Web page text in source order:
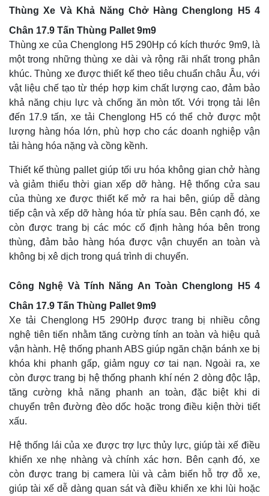
Thùng Xe Và Khả Năng Chở Hàng Chenglong H5 4
Chân 17.9 Tấn Thùng Pallet 9m9
Thùng xe của Chenglong H5 290Hp có kích thước 9m9, là
một trong những thùng xe dài và rộng rãi nhất trong phân
khúc. Thùng xe được thiết kế theo tiêu chuẩn châu Âu, với
vật liệu chế tạo từ thép hợp kim chất lượng cao, đảm bảo
khả năng chịu lực và chống ăn mòn tốt. Với trọng tải lên
đến 17.9 tấn, xe tải Chenglong H5 có thể chở được một
lượng hàng hóa lớn, phù hợp cho các doanh nghiệp vận
tải hàng hóa nặng và cồng kềnh.
Thiết kế thùng pallet giúp tối ưu hóa không gian chở hàng
và giảm thiểu thời gian xếp dỡ hàng. Hệ thống cửa sau
của thùng xe được thiết kế mở ra hai bên, giúp dễ dàng
tiếp cận và xếp dỡ hàng hóa từ phía sau. Bên cạnh đó, xe
còn được trang bị các móc cố định hàng hóa bên trong
thùng, đảm bảo hàng hóa được vận chuyển an toàn và
không bị xê dịch trong quá trình di chuyển.
Công Nghệ Và Tính Năng An Toàn Chenglong H5 4
Chân 17.9 Tấn Thùng Pallet 9m9
Xe tải Chenglong H5 290Hp được trang bị nhiều công
nghệ tiên tiến nhằm tăng cường tính an toàn và hiệu quả
vận hành. Hệ thống phanh ABS giúp ngăn chặn bánh xe bị
khóa khi phanh gấp, giảm nguy cơ tai nạn. Ngoài ra, xe
còn được trang bị hệ thống phanh khí nén 2 dòng độc lập,
tăng cường khả năng phanh an toàn, đặc biệt khi di
chuyển trên đường đèo dốc hoặc trong điều kiện thời tiết
xấu.
Hệ thống lái của xe được trợ lực thủy lực, giúp tài xế điều
khiển xe nhẹ nhàng và chính xác hơn. Bên cạnh đó, xe
còn được trang bị camera lùi và cảm biến hỗ trợ đỗ xe,
giúp tài xế dễ dàng quan sát và điều khiển xe khi lùi hoặc